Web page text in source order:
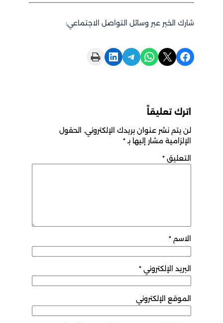
شارك الخبر عبر وسائل التواصل الاجتماعي:
Share on Facebook
Share on X
Share on WhatsApp
Share on Telegram
Share on LinkedIn
Print this Page
اترك تعليقاً
لن يتم نشر عنوان بريدك الإلكتروني. الحقول
الإلزامية مشار إليها بـ*
التعليق *
الاسم *
البريد الإلكتروني *
الموقع الإلكتروني